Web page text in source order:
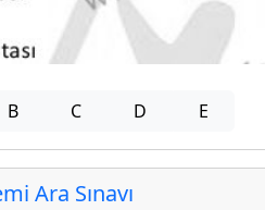
B C D E
Ara Sınavı